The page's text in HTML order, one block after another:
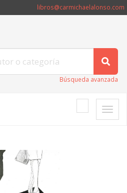
libros@carmichaelalonso.com
Búsqueda avanzada
Toggle